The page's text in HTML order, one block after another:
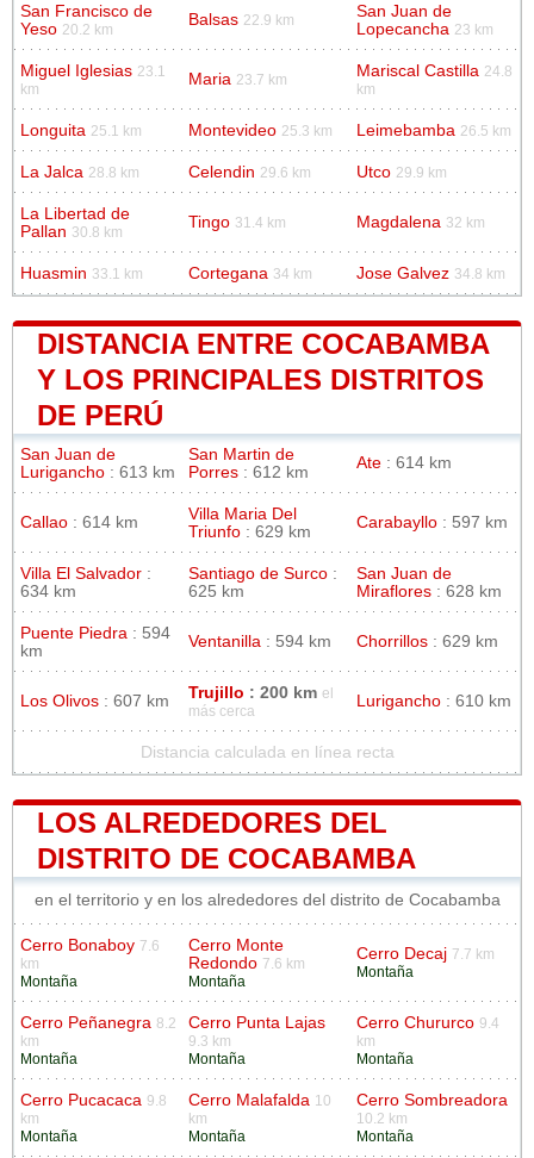
San Francisco de
Yeso 20.2 km
Balsas 22.9 km
San Juan de
Lopecancha 23 km
Miguel Iglesias 23.1
km
Maria 23.7 km Mariscal Castilla 24.8
km
Longuita 25.1 km Montevideo 25.3 km Leimebamba 26.5 km
La Jalca 28.8 km Celendin 29.6 km Utco 29.9 km
La Libertad de
Pallan 30.8 km
Tingo 31.4 km Magdalena 32 km
Huasmin 33.1 km Cortegana 34 km Jose Galvez 34.8 km
DISTANCIA ENTRE COCABAMBA
Y LOS PRINCIPALES DISTRITOS
DE PERÚ
San Juan de
Lurigancho : 613 km
San Martin de
Porres : 612 km
Ate : 614 km
Callao : 614 km
Villa Maria Del
Triunfo : 629 km
Carabayllo : 597 km
Villa El Salvador :
634 km
Santiago de Surco :
625 km
San Juan de
Miraflores : 628 km
Puente Piedra : 594
km
Ventanilla : 594 km Chorrillos : 629 km
Los Olivos : 607 km Trujillo : 200 km el
más cerca
Lurigancho : 610 km
Distancia calculada en línea recta
LOS ALREDEDORES DEL
DISTRITO DE COCABAMBA
en el territorio y en los alrededores del distrito de Cocabamba
Cerro Bonaboy 7.6
km
Montaña
Cerro Monte
Redondo 7.6 km
Montaña
Cerro Decaj 7.7 km
Montaña
Cerro Peñanegra 8.2
km
Montaña
Cerro Punta Lajas
9.3 km
Montaña
Cerro Chururco 9.4
km
Montaña
Cerro Pucacaca 9.8
km
Montaña
Cerro Malafalda 10
km
Montaña
Cerro Sombreadora
10.2 km
Montaña